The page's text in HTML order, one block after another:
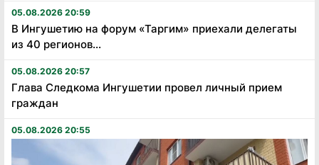
05.08.2026 20:59
В Ингушетию на форум «Таргим» приехали делегаты
из 40 регионов...
05.08.2026 20:57
Глава Следкома Ингушетии провел личный прием
граждан
05.08.2026 20:55